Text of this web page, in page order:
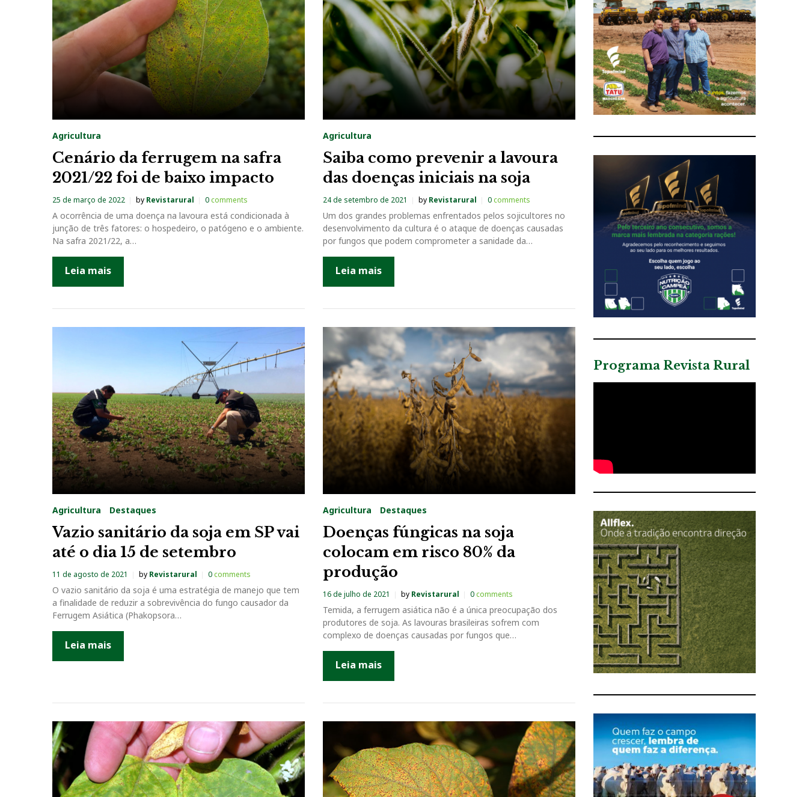
a
g
:
F
e
r
r
u
g
e
m
A
s
i
á
t
i
c
a
Agricultura
Cenário da ferrugem na safra
2021/22 foi de baixo impacto
25 de março de 2022 by Revistarural 0comments
A ocorrência de uma doença na lavoura está condicionada à
junção de três fatores: o hospedeiro, o patógeno e o ambiente.
Na safra 2021/22, a…
Leia mais
Agricultura
Saiba como prevenir a lavoura
das doenças iniciais na soja
24 de setembro de 2021 by Revistarural 0comments
Um dos grandes problemas enfrentados pelos sojicultores no
desenvolvimento da cultura é o ataque de doenças causadas
por fungos que podem comprometer a sanidade da…
Leia mais
Agricultura Destaques
Vazio sanitário da soja em SP vai
até o dia 15 de setembro
11 de agosto de 2021 by Revistarural 0comments
O vazio sanitário da soja é uma estratégia de manejo que tem
a finalidade de reduzir a sobrevivência do fungo causador da
Ferrugem Asiática (Phakopsora…
Leia mais
Agricultura Destaques
Doenças fúngicas na soja
colocam em risco 80% da
produção
16 de julho de 2021 by Revistarural 0comments
Temida, a ferrugem asiática não é a única preocupação dos
produtores de soja. As lavouras brasileiras sofrem com
complexo de doenças causadas por fungos que…
Leia mais
Programa Revista Rural